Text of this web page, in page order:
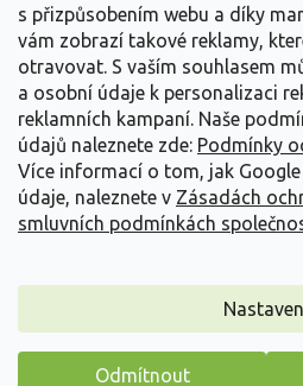
s přizpůsobením webu a díky
vám zobrazí takové reklamy,
otravovat. S vaším souhlasem
a osobní údaje k personalizaci
reklamních kampaní. Naše
údajů naleznete zde: Podmínky
Více informací o tom, jak
údaje, naleznete v Zásadách
smluvních podmínkách
Odmítnout
Kontakujte nás
Vytvořil
Copyright 2026Zahradnictví